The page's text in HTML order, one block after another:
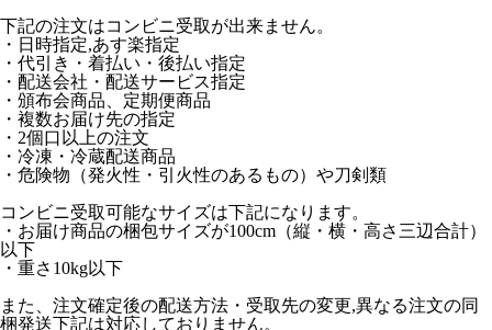
下記の注文はコンビニ受取が出来ません。
・日時指定,あす楽指定
・代引き・着払い・後払い指定
・配送会社・配送サービス指定
・頒布会商品、定期便商品
・複数お届け先の指定
・2個口以上の注文
・冷凍・冷蔵配送商品
・危険物（発火性・引火性のあるもの）や刀剣類
コンビニ受取可能なサイズは下記になります。
・お届け商品の梱包サイズが100cm（縦・横・高さ三辺合計）
以下
・重さ10kg以下
また、注文確定後の配送方法・受取先の変更,異なる注文の同
梱発送下記は対応しておりません。